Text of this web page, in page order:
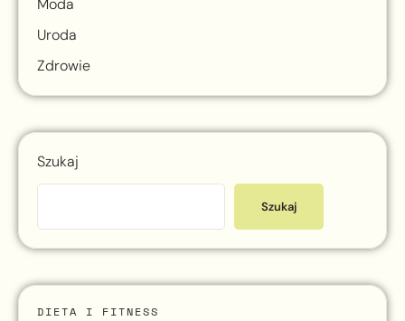
Moda
Uroda
Zdrowie
Szukaj
Szukaj
DIETA I FITNESS